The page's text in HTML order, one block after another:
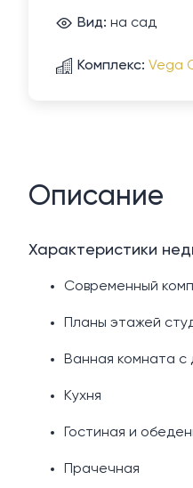
Вид: на сад
Комплекс: Vega
Описание
Характеристики
Современный
Планы этажей
Ванная комната с
Кухня
Гостиная и
Прачечная